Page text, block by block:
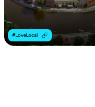
#LoveLocal